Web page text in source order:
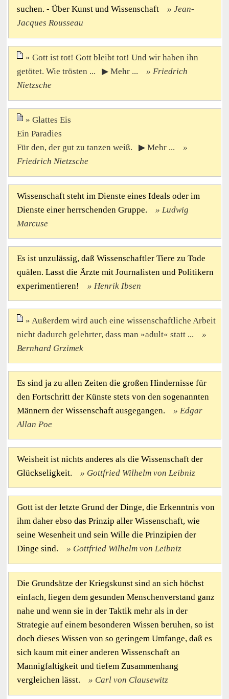
suchen. - Über Kunst und Wissenschaft
Jean-
Jacques Rousseau
Gott ist tot! Gott bleibt tot! Und wir haben ihn
getötet. Wie trösten ... ▶ Mehr ...
Friedrich
Nietzsche
Glattes Eis
Ein Paradies
Für den, der gut zu tanzen weiß. ▶ Mehr ...
Friedrich Nietzsche
Wissenschaft steht im Dienste eines Ideals oder im
Dienste einer herrschenden Gruppe.
Ludwig
Marcuse
Es ist unzulässig, daß Wissenschaftler Tiere zu Tode
quälen. Lasst die Ärzte mit Journalisten und Politikern
experimentieren!
Henrik Ibsen
Außerdem wird auch eine wissenschaftliche Arbeit
nicht dadurch gelehrter, dass man »adult« statt ...
Bernhard Grzimek
Es sind ja zu allen Zeiten die großen Hindernisse für
den Fortschritt der Künste stets von den sogenannten
Männern der Wissenschaft ausgegangen.
Edgar
Allan Poe
Weisheit ist nichts anderes als die Wissenschaft der
Glückseligkeit.
Gottfried Wilhelm von Leibniz
Gott ist der letzte Grund der Dinge, die Erkenntnis von
ihm daher ebso das Prinzip aller Wissenschaft, wie
seine Wesenheit und sein Wille die Prinzipien der
Dinge sind.
Gottfried Wilhelm von Leibniz
Die Grundsätze der Kriegskunst sind an sich höchst
einfach, liegen dem gesunden Menschenverstand ganz
nahe und wenn sie in der Taktik mehr als in der
Strategie auf einem besonderen Wissen beruhen, so ist
doch dieses Wissen von so geringem Umfange, daß es
sich kaum mit einer anderen Wissenschaft an
Mannigfaltigkeit und tiefem Zusammenhang
vergleichen lässt.
Carl von Clausewitz